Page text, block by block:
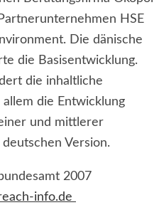
HSE
Die dänische
die Basisentwicklung.
die inhaltliche
die Entwicklung
und mittlerer
Version.
2007
info.de